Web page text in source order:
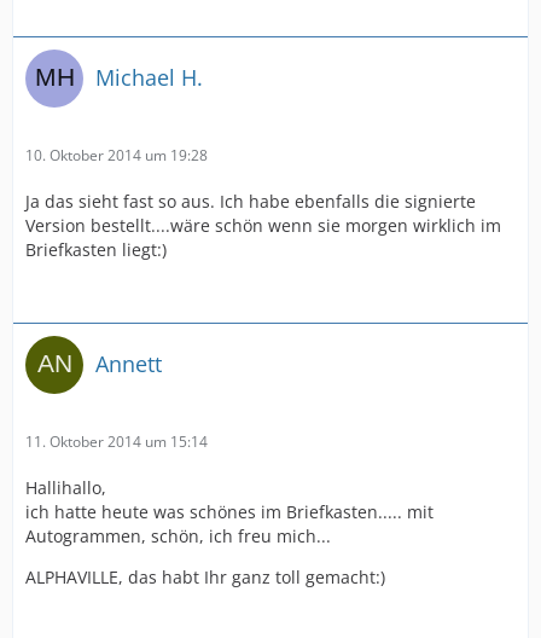
Michael H.
10. Oktober 2014 um 19:28
Ja das sieht fast so aus. Ich habe ebenfalls die signierte
Version bestellt....wäre schön wenn sie morgen wirklich im
Briefkasten liegt:)
Annett
11. Oktober 2014 um 15:14
Hallihallo,
ich hatte heute was schönes im Briefkasten..... mit
Autogrammen, schön, ich freu mich...
ALPHAVILLE, das habt Ihr ganz toll gemacht:)